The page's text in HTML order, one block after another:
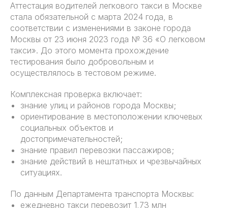
Аттестация водителей легкового такси в Москве
стала обязательной с марта 2024 года, в
соответствии с изменениями в законе города
Москвы от 23 июня 2023 года № 36 «О легковом
такси». До этого момента прохождение
тестирования было добровольным и
осуществлялось в тестовом режиме.
Комплексная проверка включает:
знание улиц и районов города Москвы;
ориентирование в местоположении ключевых
социальных объектов и
достопримечательностей;
знание правил перевозки пассажиров;
знание действий в нештатных и чрезвычайных
ситуациях.
По данным Департамента транспорта Москвы:
ежедневно такси перевозит 1,73 млн